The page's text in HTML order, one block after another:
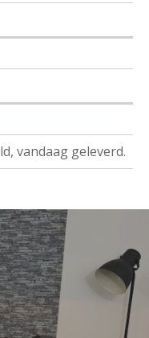
vandaag geleverd.